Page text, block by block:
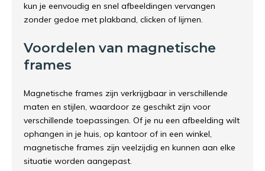
kun je eenvoudig en snel afbeeldingen vervangen
zonder gedoe met plakband, clicken of lijmen.
Voordelen van magnetische
frames
Magnetische frames zijn verkrijgbaar in verschillende
maten en stijlen, waardoor ze geschikt zijn voor
verschillende toepassingen. Of je nu een afbeelding wilt
ophangen in je huis, op kantoor of in een winkel,
magnetische frames zijn veelzijdig en kunnen aan elke
situatie worden aangepast.